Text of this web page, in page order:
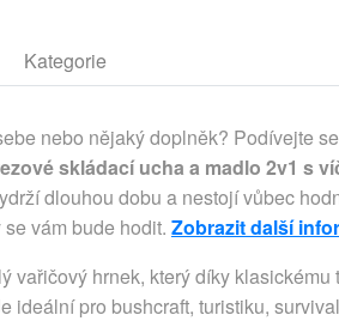
Kategorie
nebo nějaký doplněk? Podívejte
skládací ucha a madlo 2v1 s
dlouhou dobu a nestojí vůbec
vám bude hodit. Zobrazit další
vařičový hrnek, který díky klasickému
ideální pro bushcraft, turistiku,